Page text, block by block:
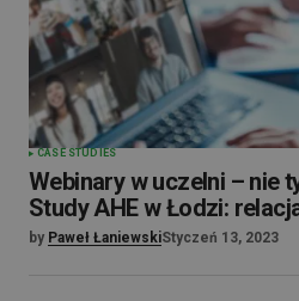
CASE STUDIES
Webinary w uczelni – nie
Study AHE w Łodzi:
by Paweł ŁaniewskiStyczeń 13, 2023